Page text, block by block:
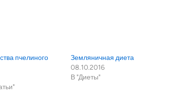
пчелиного
Земляничная диета
08.10.2016
В "Диеты"